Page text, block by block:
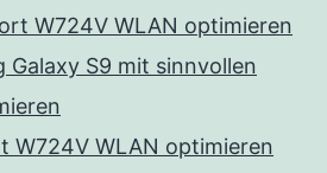
W724V WLAN optimieren
Galaxy S9 mit sinnvollen
W724V WLAN optimieren